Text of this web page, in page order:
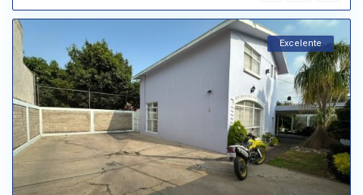
Excelente